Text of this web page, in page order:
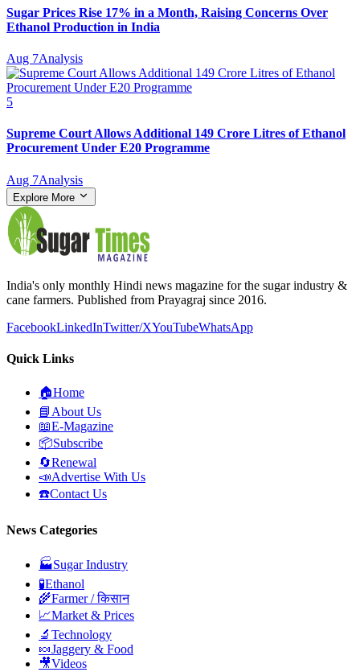
Sugar Prices Rise 17% in a Month, Raising Concerns Over
Ethanol Production in India
Aug 7Analysis
5
Supreme Court Allows Additional 149 Crore Litres of Ethanol
Procurement Under E20 Programme
Aug 7Analysis
Explore More
India's only monthly Hindi news magazine for the sugar industry &
cane farmers. Published from Prayagraj since 2016.
FacebookLinkedInTwitter/XYouTubeWhatsApp
Quick Links
🏠Home
📘 About Us
📖E-Magazine
📦Subscribe
🔄Renewal
📣Advertise With Us
☎️Contact Us
News Categories
🏭Sugar Industry
🧪Ethanol
🌾Farmer / किसान
📈Market & Prices
🔬 Technology
🍬Jaggery & Food
🎥Videos